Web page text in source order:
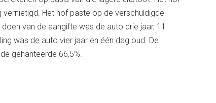
Het hof paste op de verschuldigde
van de aangifte was de auto drie jaar, 11
was de auto vier jaar en één dag oud. De
gehanteerde 66,5%.